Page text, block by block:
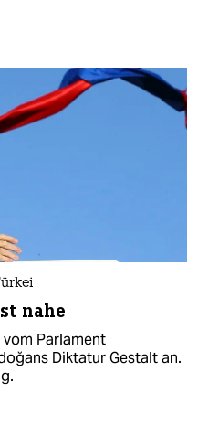
nahe
Parlament
Diktatur Gestalt an.